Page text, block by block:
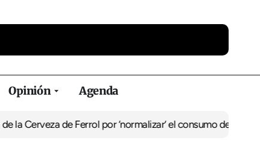
Opinión Agenda
de Ferrol por ‘normalizar’ el consumo de alcohol